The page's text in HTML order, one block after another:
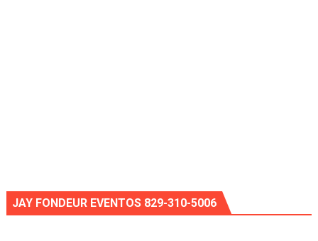
JAY FONDEUR EVENTOS 829-310-5006